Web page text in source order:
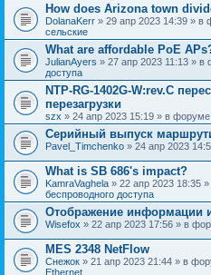
How does Arizona town
DolanaKerr » 29 апр 2023 14:39 » в
сельские
What are affordable PoE
JulianAyers » 27 апр 2023 11:13 » в
доступа
NTP-RG-1402G-W:rev.C
перезагрузки
szx » 24 апр 2023 15:19 » в форуме
Серийный выпуск
Pavel_Timchenko » 24 апр 2023
What is SB 686's impact?
KamraVaghela » 22 апр 2023 18:35
беспроводного доступа
Отображение информации
Wisefox » 22 апр 2023 17:56 » в
MES 2348 NetFlow
Снежок » 21 апр 2023 21:44 » в
Ethernet